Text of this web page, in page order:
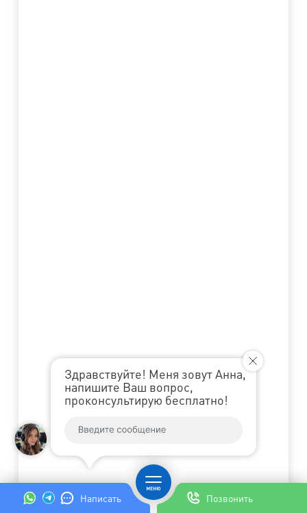
Написать Позвонить
Здравствуйте! Меня зовут Анна,
напишите Ваш вопрос,
проконсультирую бесплатно!